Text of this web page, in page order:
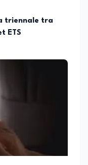
triennale tra
ETS